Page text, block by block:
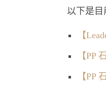
以下是目
【
【PP
【PP